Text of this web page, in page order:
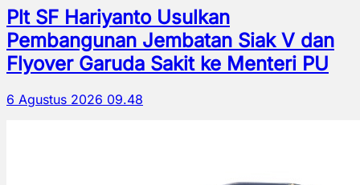
Plt SF Hariyanto Usulkan
Pembangunan Jembatan Siak V dan
Flyover Garuda Sakit ke Menteri PU
6 Agustus 2026 09.48